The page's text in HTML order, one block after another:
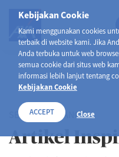
Kebijakan Cookie
Kami menggunakan cookies
terbaik di website kami. Jika
Anda terbuka untuk web
semua cookie dari situs web
informasi lebih lanjut tentang
Kebijakan Cookie
ACCEPT Close
SELAMAT DATANG DI
Artikel